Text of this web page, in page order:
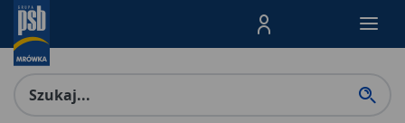
Menu Produktów,